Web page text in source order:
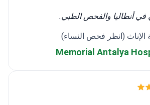
أنطاليا والفحص الطبي.
(انظر فحص النساء)
Memorial Antalya